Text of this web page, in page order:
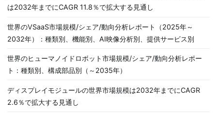
は2032年までにCAGR 11.8％で拡大する見通し
世界のVSaaS市場規模/シェア/動向分析レポート（2025年～
2032年）：種類別、機能別、AI映像分析別、提供サービス別
世界のヒューマノイドロボット市場規模/シェア/動向分析レポー
ト：種類別、構成部品別（～2035年）
ディスプレイモジュールの世界市場規模は2032年までにCAGR
2.6％で拡大する見通し